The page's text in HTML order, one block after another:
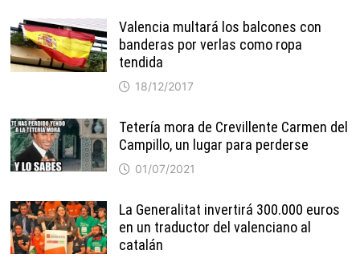
Valencia multará los balcones con
banderas por verlas como ropa
tendida
18/12/2017
Tetería mora de Crevillente Carmen del
Campillo, un lugar para perderse
01/07/2021
La Generalitat invertirá 300.000 euros
en un traductor del valenciano al
catalán